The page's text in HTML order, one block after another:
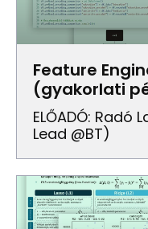
Feature
(gyakorlati
ELŐADÓ: Radó
Lead @BT)